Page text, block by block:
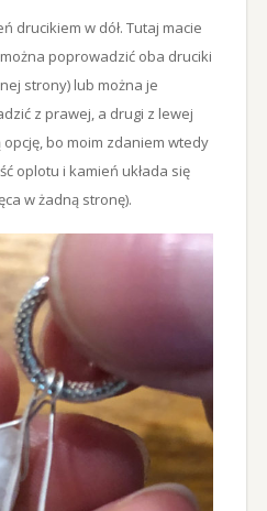
drucikiem w dół. Tutaj macie
poprowadzić oba druciki
strony) lub można je
z prawej, a drugi z lewej
opcję, bo moim zdaniem wtedy
oplotu i kamień układa się
w żadną stronę).